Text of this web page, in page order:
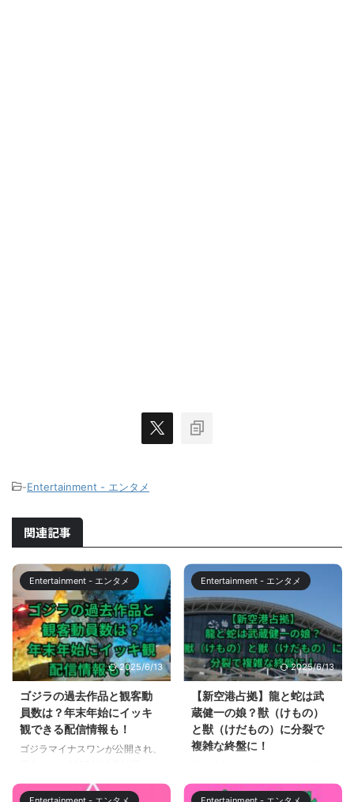
-Entertainment - エンタメ
関連記事
Entertainment - エンタメ
2025/6/13
ゴジラの過去作品と観客動
員数は？年末年始にイッキ
観できる配信情報も！
ゴジラマイナスワンが公開され、
の38日間で、 観客動員数270万
人 興行収入41.5億円 突破しまし
Entertainment - エンタメ
2025/6/13
【新空港占拠】龍と蛇は武
蔵健一の娘？獣（けもの）
と獣（けだもの）に分裂で
複雑な終盤に！
第8話が放送されました。 新空港
占拠では、ついに、獣全員の顔が